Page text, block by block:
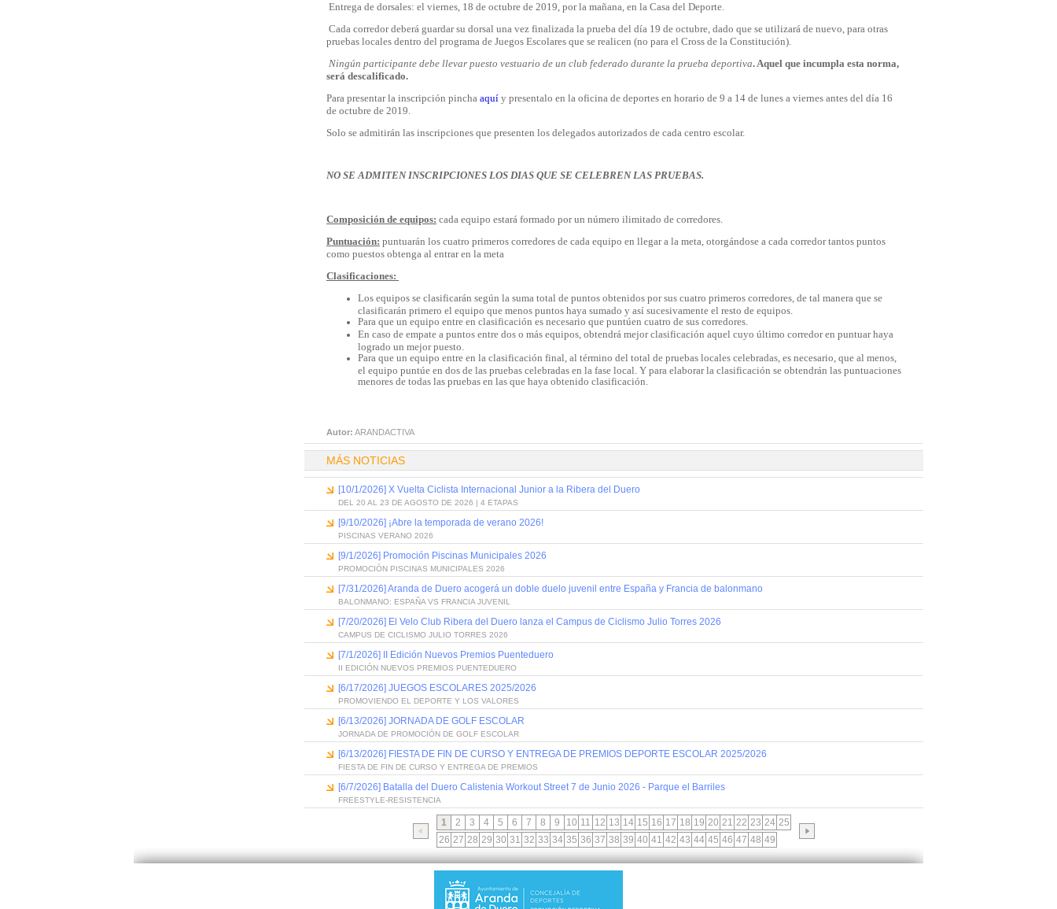
Entrega de dorsales: el viernes, 18 de octubre de 2019, por la mañana, en la Casa del Deporte.
Cada corredor deberá guardar su dorsal una vez finalizada la prueba del día 19 de octubre, dado que se utilizará de nuevo, para otras
pruebas locales dentro del programa de Juegos Escolares que se realicen (no para el Cross de la Constitución).
Ningún participante debe llevar puesto vestuario de un club federado durante la prueba deportiva. Aquel que incumpla esta norma,
será descalificado.
Para presentar la inscripción pincha aquí y presentalo en la oficina de deportes en horario de 9 a 14 de lunes a viernes antes del día 16
de octubre de 2019.
Solo se admitirán las inscripciones que presenten los delegados autorizados de cada centro escolar.
NO SE ADMITEN INSCRIPCIONES LOS DIAS QUE SE CELEBREN LAS PRUEBAS.
Composición de equipos: cada equipo estará formado por un número ilimitado de corredores.
Puntuación: puntuarán los cuatro primeros corredores de cada equipo en llegar a la meta, otorgándose a cada corredor tantos puntos
como puestos obtenga al entrar en la meta
Clasificaciones:
Los equipos se clasificarán según la suma total de puntos obtenidos por sus cuatro primeros corredores, de tal manera que se
clasificarán primero el equipo que menos puntos haya sumado y así sucesivamente el resto de equipos.
Para que un equipo entre en clasificación es necesario que puntúen cuatro de sus corredores.
En caso de empate a puntos entre dos o más equipos, obtendrá mejor clasificación aquel cuyo último corredor en puntuar haya
logrado un mejor puesto.
Para que un equipo entre en la clasificación final, al término del total de pruebas locales celebradas, es necesario, que al menos,
el equipo puntúe en dos de las pruebas celebradas en la fase local. Y para elaborar la clasificación se obtendrán las puntuaciones
menores de todas las pruebas en las que haya obtenido clasificación.
Autor: ARANDACTIVA
MÁS NOTICIAS
[10/1/2026] X Vuelta Ciclista Internacional Junior a la Ribera del Duero
DEL 20 AL 23 DE AGOSTO DE 2026 | 4 ETAPAS
[9/10/2026] ¡Abre la temporada de verano 2026!
PISCINAS VERANO 2026
[9/1/2026] Promoción Piscinas Municipales 2026
PROMOCIÓN PISCINAS MUNICIPALES 2026
[7/31/2026] Aranda de Duero acogerá un doble duelo juvenil entre España y Francia de balonmano
BALONMANO: ESPAÑA VS FRANCIA JUVENIL
[7/20/2026] El Velo Club Ribera del Duero lanza el Campus de Ciclismo Julio Torres 2026
CAMPUS DE CICLISMO JULIO TORRES 2026
[7/1/2026] II Edición Nuevos Premios Puenteduero
II EDICIÓN NUEVOS PREMIOS PUENTEDUERO
[6/17/2026] JUEGOS ESCOLARES 2025/2026
PROMOVIENDO EL DEPORTE Y LOS VALORES
[6/13/2026] JORNADA DE GOLF ESCOLAR
JORNADA DE PROMOCIÓN DE GOLF ESCOLAR
[6/13/2026] FIESTA DE FIN DE CURSO Y ENTREGA DE PREMIOS DEPORTE ESCOLAR 2025/2026
FIESTA DE FIN DE CURSO Y ENTREGA DE PREMIOS
[6/7/2026] Batalla del Duero Calistenia Workout Street 7 de Junio 2026 - Parque el Barriles
FREESTYLE-RESISTENCIA
1 2 3 4 5 6 7 8 9 10 11 12 13 14 15 16 17 18 19 20 21 22 23 24 25
26 27 28 29 30 31 32 33 34 35 36 37 38 39 40 41 42 43 44 45 46 47 48 49